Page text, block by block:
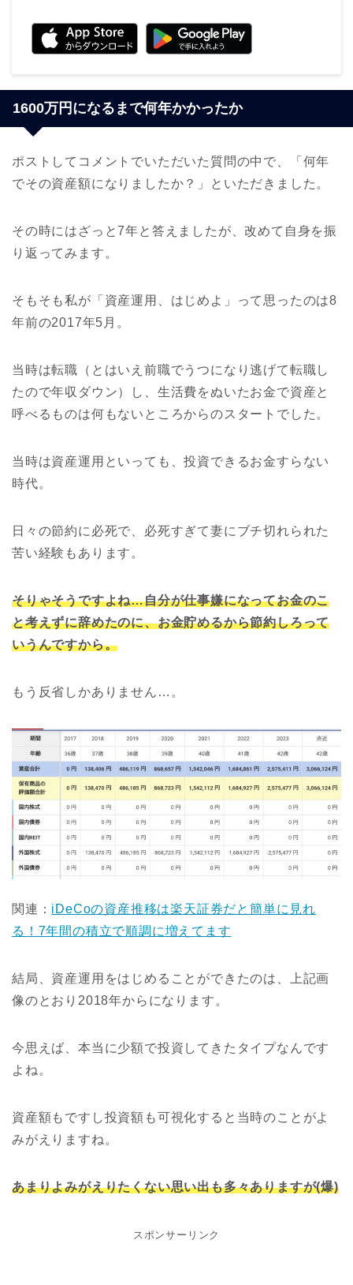
1600万円になるまで何年かかったか
ポストしてコメントでいただいた質問の中で、「何年
でその資産額になりましたか？」といただきました。
その時にはざっと7年と答えましたが、改めて自身を振
り返ってみます。
そもそも私が「資産運用、はじめよ」って思ったのは8
年前の2017年5月。
当時は転職（とはいえ前職でうつになり逃げて転職し
たので年収ダウン）し、生活費をぬいたお金で資産と
呼べるものは何もないところからのスタートでした。
当時は資産運用といっても、投資できるお金すらない
時代。
日々の節約に必死で、必死すぎて妻にブチ切れられた
苦い経験もあります。
そりゃそうですよね…自分が仕事嫌になってお金のこ
と考えずに辞めたのに、お金貯めるから節約しろって
いうんですから。
もう反省しかありません…。
関連： iDeCoの資産推移は楽天証券だと簡単に見れ
る！7年間の積立で順調に増えてます
結局、資産運用をはじめることができたのは、上記画
像のとおり2018年からになります。
今思えば、本当に少額で投資してきたタイプなんです
よね。
資産額もですし投資額も可視化すると当時のことがよ
みがえりますね。
あまりよみがえりたくない思い出も多々ありますが(爆)
スポンサーリンク